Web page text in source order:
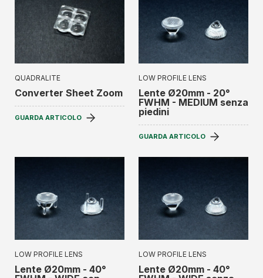
QUADRALITE
Converter Sheet Zoom
GUARDA ARTICOLO
LOW PROFILE LENS
Lente Ø20mm - 20°
FWHM - MEDIUM senza
piedini
GUARDA ARTICOLO
LOW PROFILE LENS
Lente Ø20mm - 40°
LOW PROFILE LENS
Lente Ø20mm - 40°